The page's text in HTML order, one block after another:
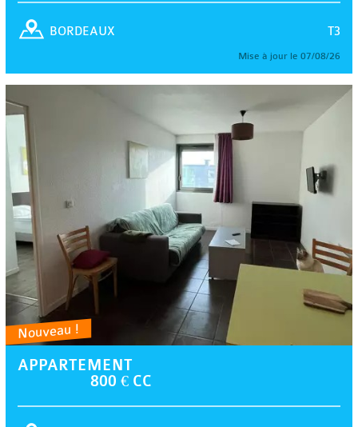
T3
BORDEAUX
Mise à jour le 07/08/26
Nouveau !
APPARTEMENT
800 € CC